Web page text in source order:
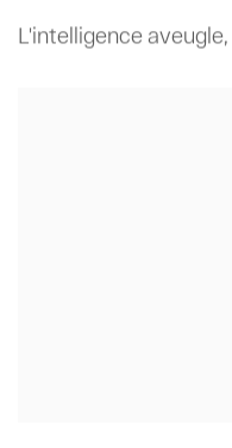
L'intelligence aveugle,